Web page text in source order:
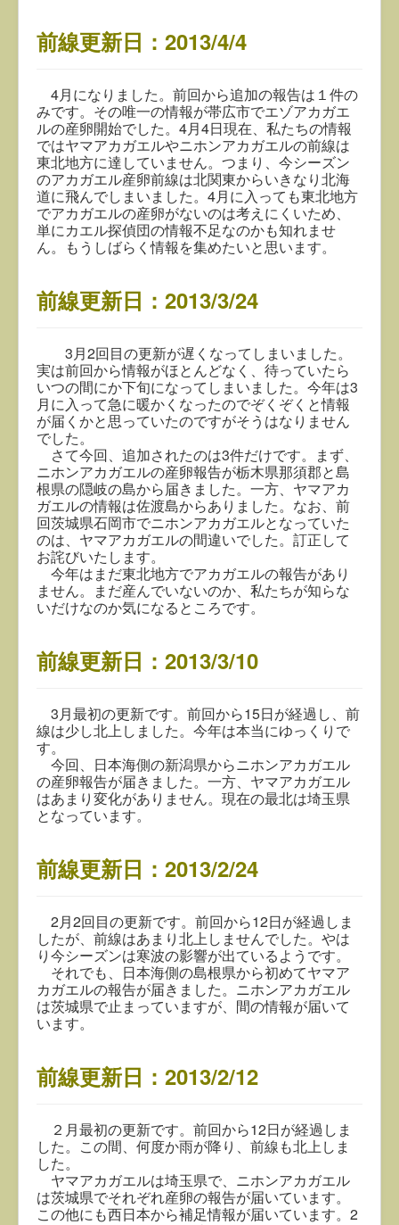
前線更新日：2013/4/4
4月になりました。前回から追加の報告は１件の
みです。その唯一の情報が帯広市でエゾアカガエ
ルの産卵開始でした。4月4日現在、私たちの情報
ではヤマアカガエルやニホンアカガエルの前線は
東北地方に達していません。つまり、今シーズン
のアカガエル産卵前線は北関東からいきなり北海
道に飛んでしまいました。4月に入っても東北地方
でアカガエルの産卵がないのは考えにくいため、
単にカエル探偵団の情報不足なのかも知れませ
ん。もうしばらく情報を集めたいと思います。
前線更新日：2013/3/24
3月2回目の更新が遅くなってしまいました。
実は前回から情報がほとんどなく、待っていたら
いつの間にか下旬になってしまいました。今年は3
月に入って急に暖かくなったのでぞくぞくと情報
が届くかと思っていたのですがそうはなりません
でした。
さて今回、追加されたのは3件だけです。まず、
ニホンアカガエルの産卵報告が栃木県那須郡と島
根県の隠岐の島から届きました。一方、ヤマアカ
ガエルの情報は佐渡島からありました。なお、前
回茨城県石岡市でニホンアカガエルとなっていた
のは、ヤマアカガエルの間違いでした。訂正して
お詫びいたします。
今年はまだ東北地方でアカガエルの報告があり
ません。まだ産んでいないのか、私たちが知らな
いだけなのか気になるところです。
前線更新日：2013/3/10
3月最初の更新です。前回から15日が経過し、前
線は少し北上しました。今年は本当にゆっくりで
す。
今回、日本海側の新潟県からニホンアカガエル
の産卵報告が届きました。一方、ヤマアカガエル
はあまり変化がありません。現在の最北は埼玉県
となっています。
前線更新日：2013/2/24
2月2回目の更新です。前回から12日が経過しま
したが、前線はあまり北上しませんでした。やは
り今シーズンは寒波の影響が出ているようです。
それでも、日本海側の島根県から初めてヤマア
カガエルの報告が届きました。ニホンアカガエル
は茨城県で止まっていますが、間の情報が届いて
います。
前線更新日：2013/2/12
２月最初の更新です。前回から12日が経過しま
した。この間、何度か雨が降り、前線も北上しま
した。
ヤマアカガエルは埼玉県で、ニホンアカガエル
は茨城県でそれぞれ産卵の報告が届いています。
この他にも西日本から補足情報が届いています。2